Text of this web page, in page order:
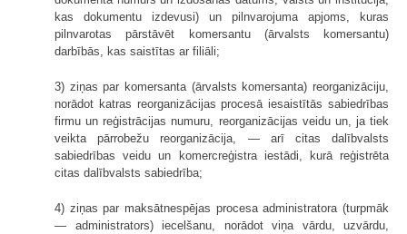
kas dokumentu izdevusi) un pilnvarojuma apjoms, kuras
pilnvarotas pārstāvēt komersantu (ārvalsts komersantu)
darbībās, kas saistītas ar filiāli;
3) ziņas par komersanta (ārvalsts komersanta) reorganizāciju,
norādot katras reorganizācijas procesā iesaistītās sabiedrības
firmu un reģistrācijas numuru, reorganizācijas veidu un, ja tiek
veikta pārrobežu reorganizācija, — arī citas dalībvalsts
sabiedrības veidu un komercreģistra iestādi, kurā reģistrēta
citas dalībvalsts sabiedrība;
4) ziņas par maksātnespējas procesa administratora (turpmāk
— administrators) iecelšanu, norādot viņa vārdu, uzvārdu,